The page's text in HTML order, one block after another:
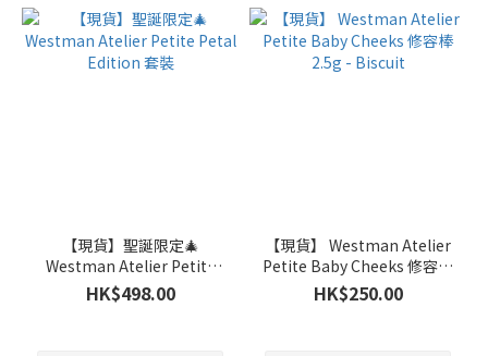
【現貨】聖誕限定🎄
Westman Atelier Petite
Petal Edition 套裝
HK$498.00
【現貨】 Westman Atelier
Petite Baby Cheeks 修容棒
2.5g - Biscuit
HK$250.00